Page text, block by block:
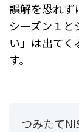
誤解を恐れず
シーズン１
い」は出て
す。
つみたて